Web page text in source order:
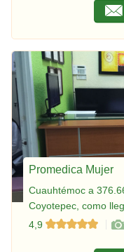
Promedica Mujer
Cuauhtémoc a
Coyotepec, como
4,9